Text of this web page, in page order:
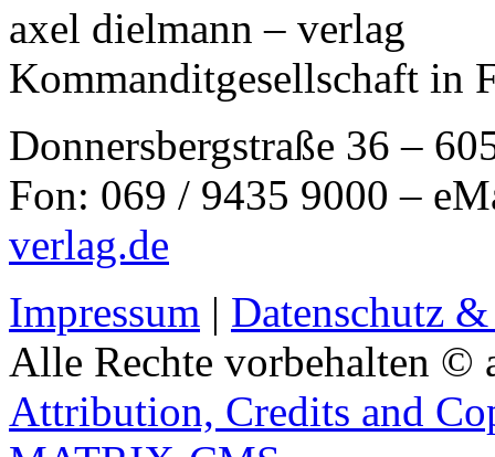
axel dielmann – verlag
Kommanditgesellschaft in
Donnersbergstraße 36 –
Fon: 069 / 9435 9000 –
verlag.de
Impressum | Datenschutz
Alle Rechte vorbehalten ©
Attribution, Credits and